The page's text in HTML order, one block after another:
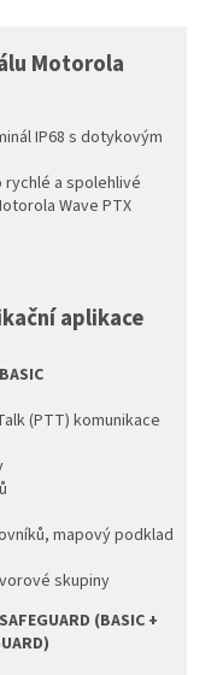
Motorola
IP68 s dotykovým
a spolehlivé
Wave PTX
aplikace
(PTT) komunikace
mapový podklad
skupiny
(BASIC +